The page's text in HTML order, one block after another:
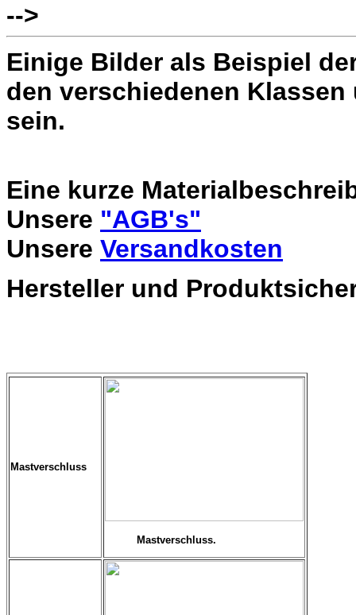
-->
Einige Bilder als Beispiel
den verschiedenen
sein.
Eine kurze
Unsere "AGB's"
Unsere Versandkosten
Hersteller und
Mastverschluss
Mastverschluss.